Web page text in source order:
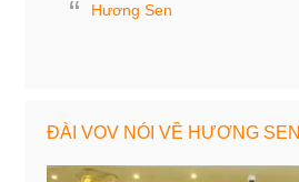
Hương Sen
ĐÀI VOV NÓI VỀ HƯƠNG SEN